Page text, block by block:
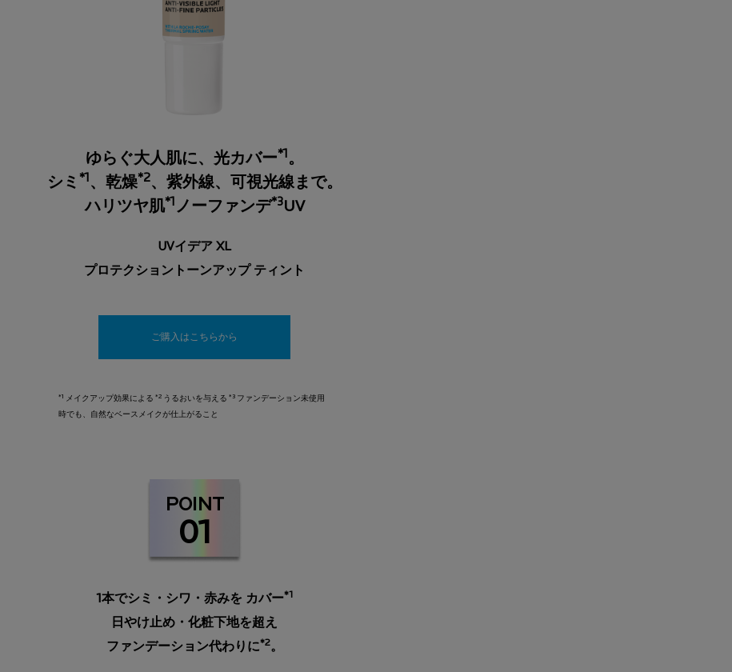
ゆらぐ大人肌に、光カバー*1 。
シミ *1 、乾燥*2、紫外線、可視光線まで。
ハリツヤ肌*1 ノーファンデ*3UV
UVイデア XL
プロテクショントーンアップ ティント
ご購入はこちらから
*1 メイクアップ効果による *2 うるおいを与える *3 ファンデーション未使用
時でも、自然なベースメイクが仕上がること
POINT
01
1本でシミ・シワ・赤みを カバー*1
日やけ止め・化粧下地を超え
ファンデーション代わりに*2。